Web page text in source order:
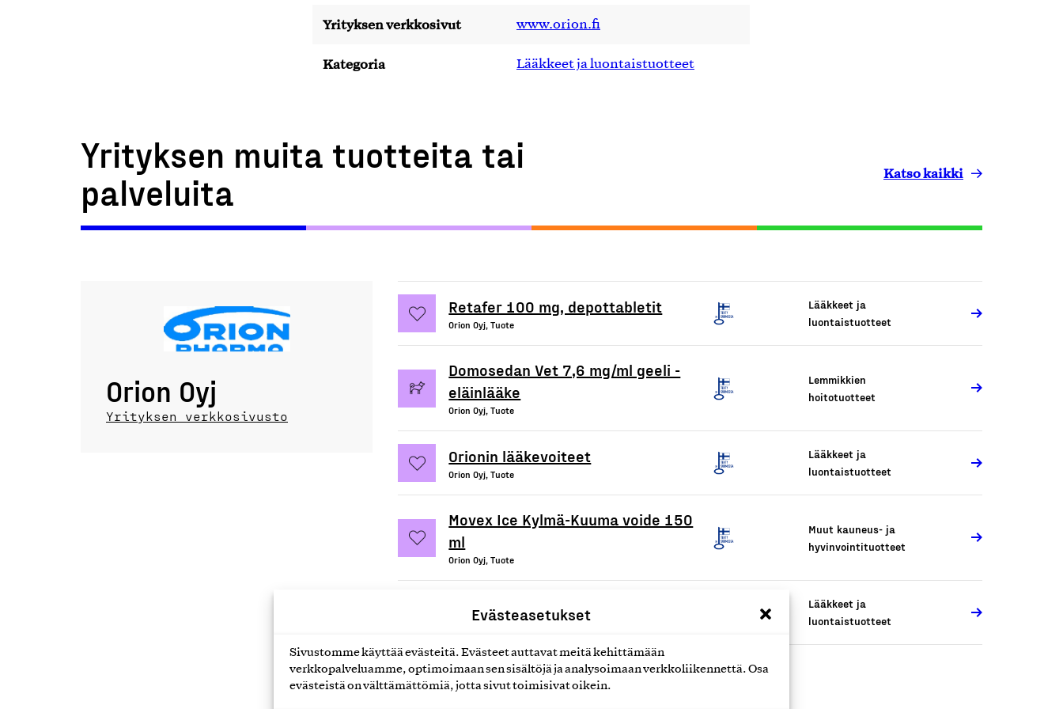
Evästeasetukset
Sivustomme käyttää evästeitä. Evästeet auttavat meitä kehittämään
verkkopalveluamme, optimoimaan sen sisältöjä ja analysoimaan verkkoliikennettä. Osa
evästeistä on välttämättömiä, jotta sivut toimisivat oikein.
Yrityksen verkkosivut www.orion.fi
Kategoria Lääkkeet ja luontaistuotteet
Yrityksen muita tuotteita tai
palveluita
Katso kaikki
Orion Oyj
Yrityksen verkkosivusto
Retafer 100 mg, depottabletit
Orion Oyj, Tuote
Lääkkeet ja
luontaistuotteet
Domosedan Vet 7,6 mg/ml geeli -
eläinlääke
Orion Oyj, Tuote
Lemmikkien
hoitotuotteet
Orionin lääkevoiteet
Orion Oyj, Tuote
Lääkkeet ja
luontaistuotteet
Movex Ice Kylmä-Kuuma voide 150
ml
Orion Oyj, Tuote
Muut kauneus- ja
hyvinvointituotteet
Medipekt 0,8 mg/ml, mikstuura
Orion Oyj, Tuote
Lääkkeet ja
luontaistuotteet